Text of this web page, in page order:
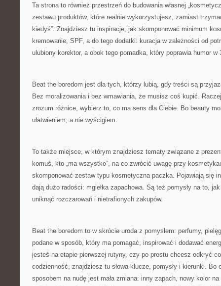
Ta strona to również przestrzeń do budowania własnej
zestawu produktów, które realnie wykorzystujesz, zamiast
kiedyś”. Znajdziesz tu inspiracje, jak skomponować minimum
kremowanie, SPF, a do tego dodatki: kuracja w zależności od
ulubiony korektor, a obok tego pomadka, który poprawia humor w
Beat the boredom jest dla tych, którzy lubią, gdy treści są
Bez moralizowania i bez wmawiania, że musisz coś kupić.
zrozum różnice, wybierz to, co ma sens dla Ciebie. Bo beauty
ułatwieniem, a nie wyścigiem.
To także miejsce, w którym znajdziesz tematy związane z
komuś, kto „ma wszystko”, na co zwrócić uwagę przy
skomponować zestaw typu kosmetyczna paczka. Pojawiają się
dają dużo radości: mgiełka zapachowa. Są też pomysły na to,
uniknąć rozczarowań i nietrafionych zakupów.
Beat the boredom to w skrócie uroda z pomysłem: perfumy,
podane w sposób, który ma pomagać, inspirować i dodawać
jesteś na etapie pierwszej rutyny, czy po prostu chcesz odkryć
codzienność, znajdziesz tu słowa-klucze, pomysły i kierunki. Bo
sposobem na nudę jest mała zmiana: inny zapach, nowy kolor